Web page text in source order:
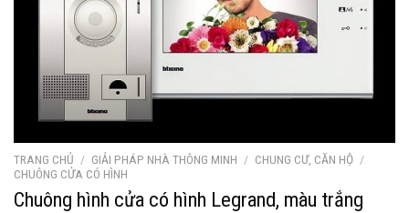
TRANG CHỦ / GIẢI PHÁP NHÀ THÔNG MINH / CHUNG CƯ, CĂN HỘ /
CHUÔNG CỬA CÓ HÌNH
Chuông hình cửa có hình Legrand, màu trắng